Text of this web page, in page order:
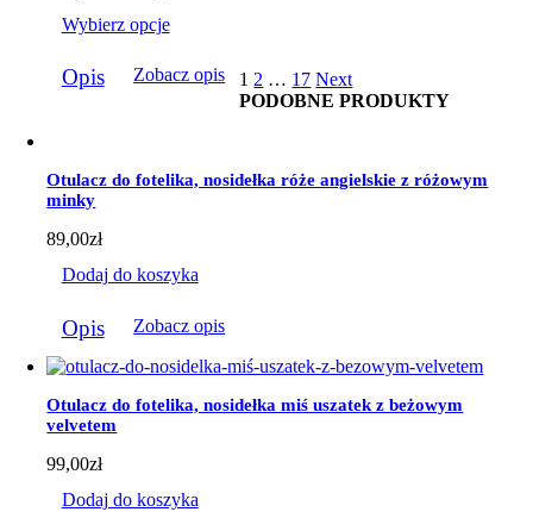
do
184,00zł
Wybierz opcje
produkt
można
wybrać
na
stronie
produktu
Opis Zobacz opis 1 2 … 17 Next
PODOBNE PRODUKTY
Otulacz do fotelika, nosidełka róże angielskie z różowym
minky
89,00zł
Dodaj do koszyka
Opis Zobacz opis
Otulacz do fotelika, nosidełka miś uszatek z beżowym
velvetem
99,00zł
Dodaj do koszyka